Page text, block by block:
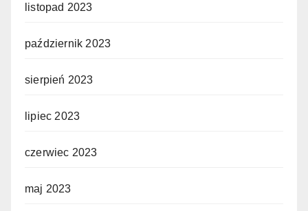
listopad 2023
październik 2023
sierpień 2023
lipiec 2023
czerwiec 2023
maj 2023